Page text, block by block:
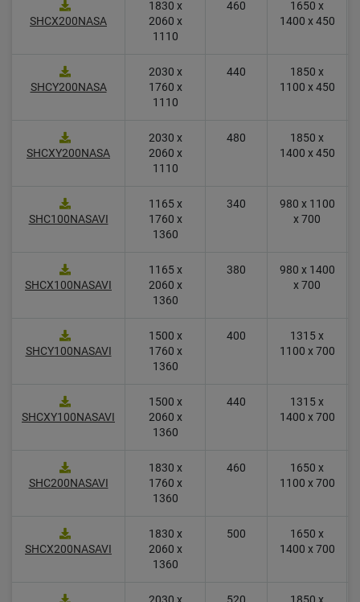
SHCX200NASA
1830 x
2060 x
1110
460
1650 x
1400 x 450
SHCY200NASA
2030 x
1760 x
1110
440
1850 x
1100 x 450
SHCXY200NASA
2030 x
2060 x
1110
480
1850 x
1400 x 450
SHC100NASAVI
1165 x
1760 x
1360
340
980 x 1100
x 700
SHCX100NASAVI
1165 x
2060 x
1360
380
980 x 1400
x 700
SHCY100NASAVI
1500 x
1760 x
1360
400
1315 x
1100 x 700
SHCXY100NASAVI
1500 x
2060 x
1360
440
1315 x
1400 x 700
SHC200NASAVI
1830 x
1760 x
1360
460
1650 x
1100 x 700
SHCX200NASAVI
1830 x
2060 x
1360
500
1650 x
1400 x 700